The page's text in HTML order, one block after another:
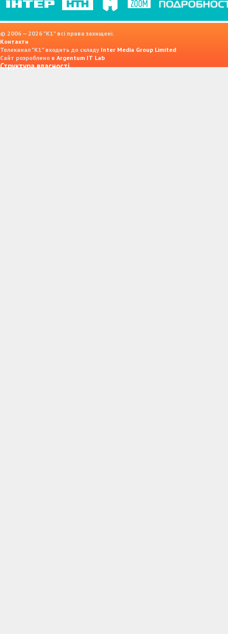
© 2006 — 2026 "K1" всі права захищені.
Контакти
Телеканал "К1" входить до складу Inter Media Group Limited
Сайт розроблено в Argentum IT Lab
Структура власності